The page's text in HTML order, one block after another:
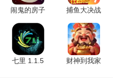
4、部分终结技的效果显著，
色晶石所附带的技能，值得
游戏攻略
闹鬼的房子
桃子移植
1.4.31 安卓
版
捕鱼大决战
高爆版
122.7.291
安卓版
七里 1.1.5
财神到我家